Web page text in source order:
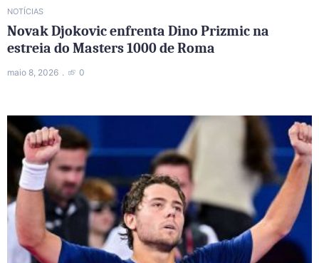
NOTÍCIAS
Novak Djokovic enfrenta Dino Prizmic na
estreia do Masters 1000 de Roma
maio 8, 2026 0